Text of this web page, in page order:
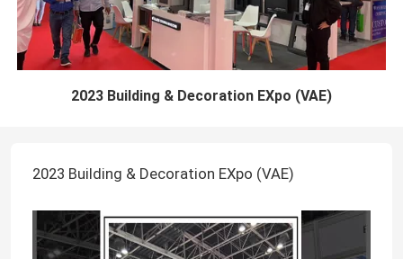
2023 Building & Decoration EXpo (VAE)
2023 Building & Decoration EXpo (VAE)